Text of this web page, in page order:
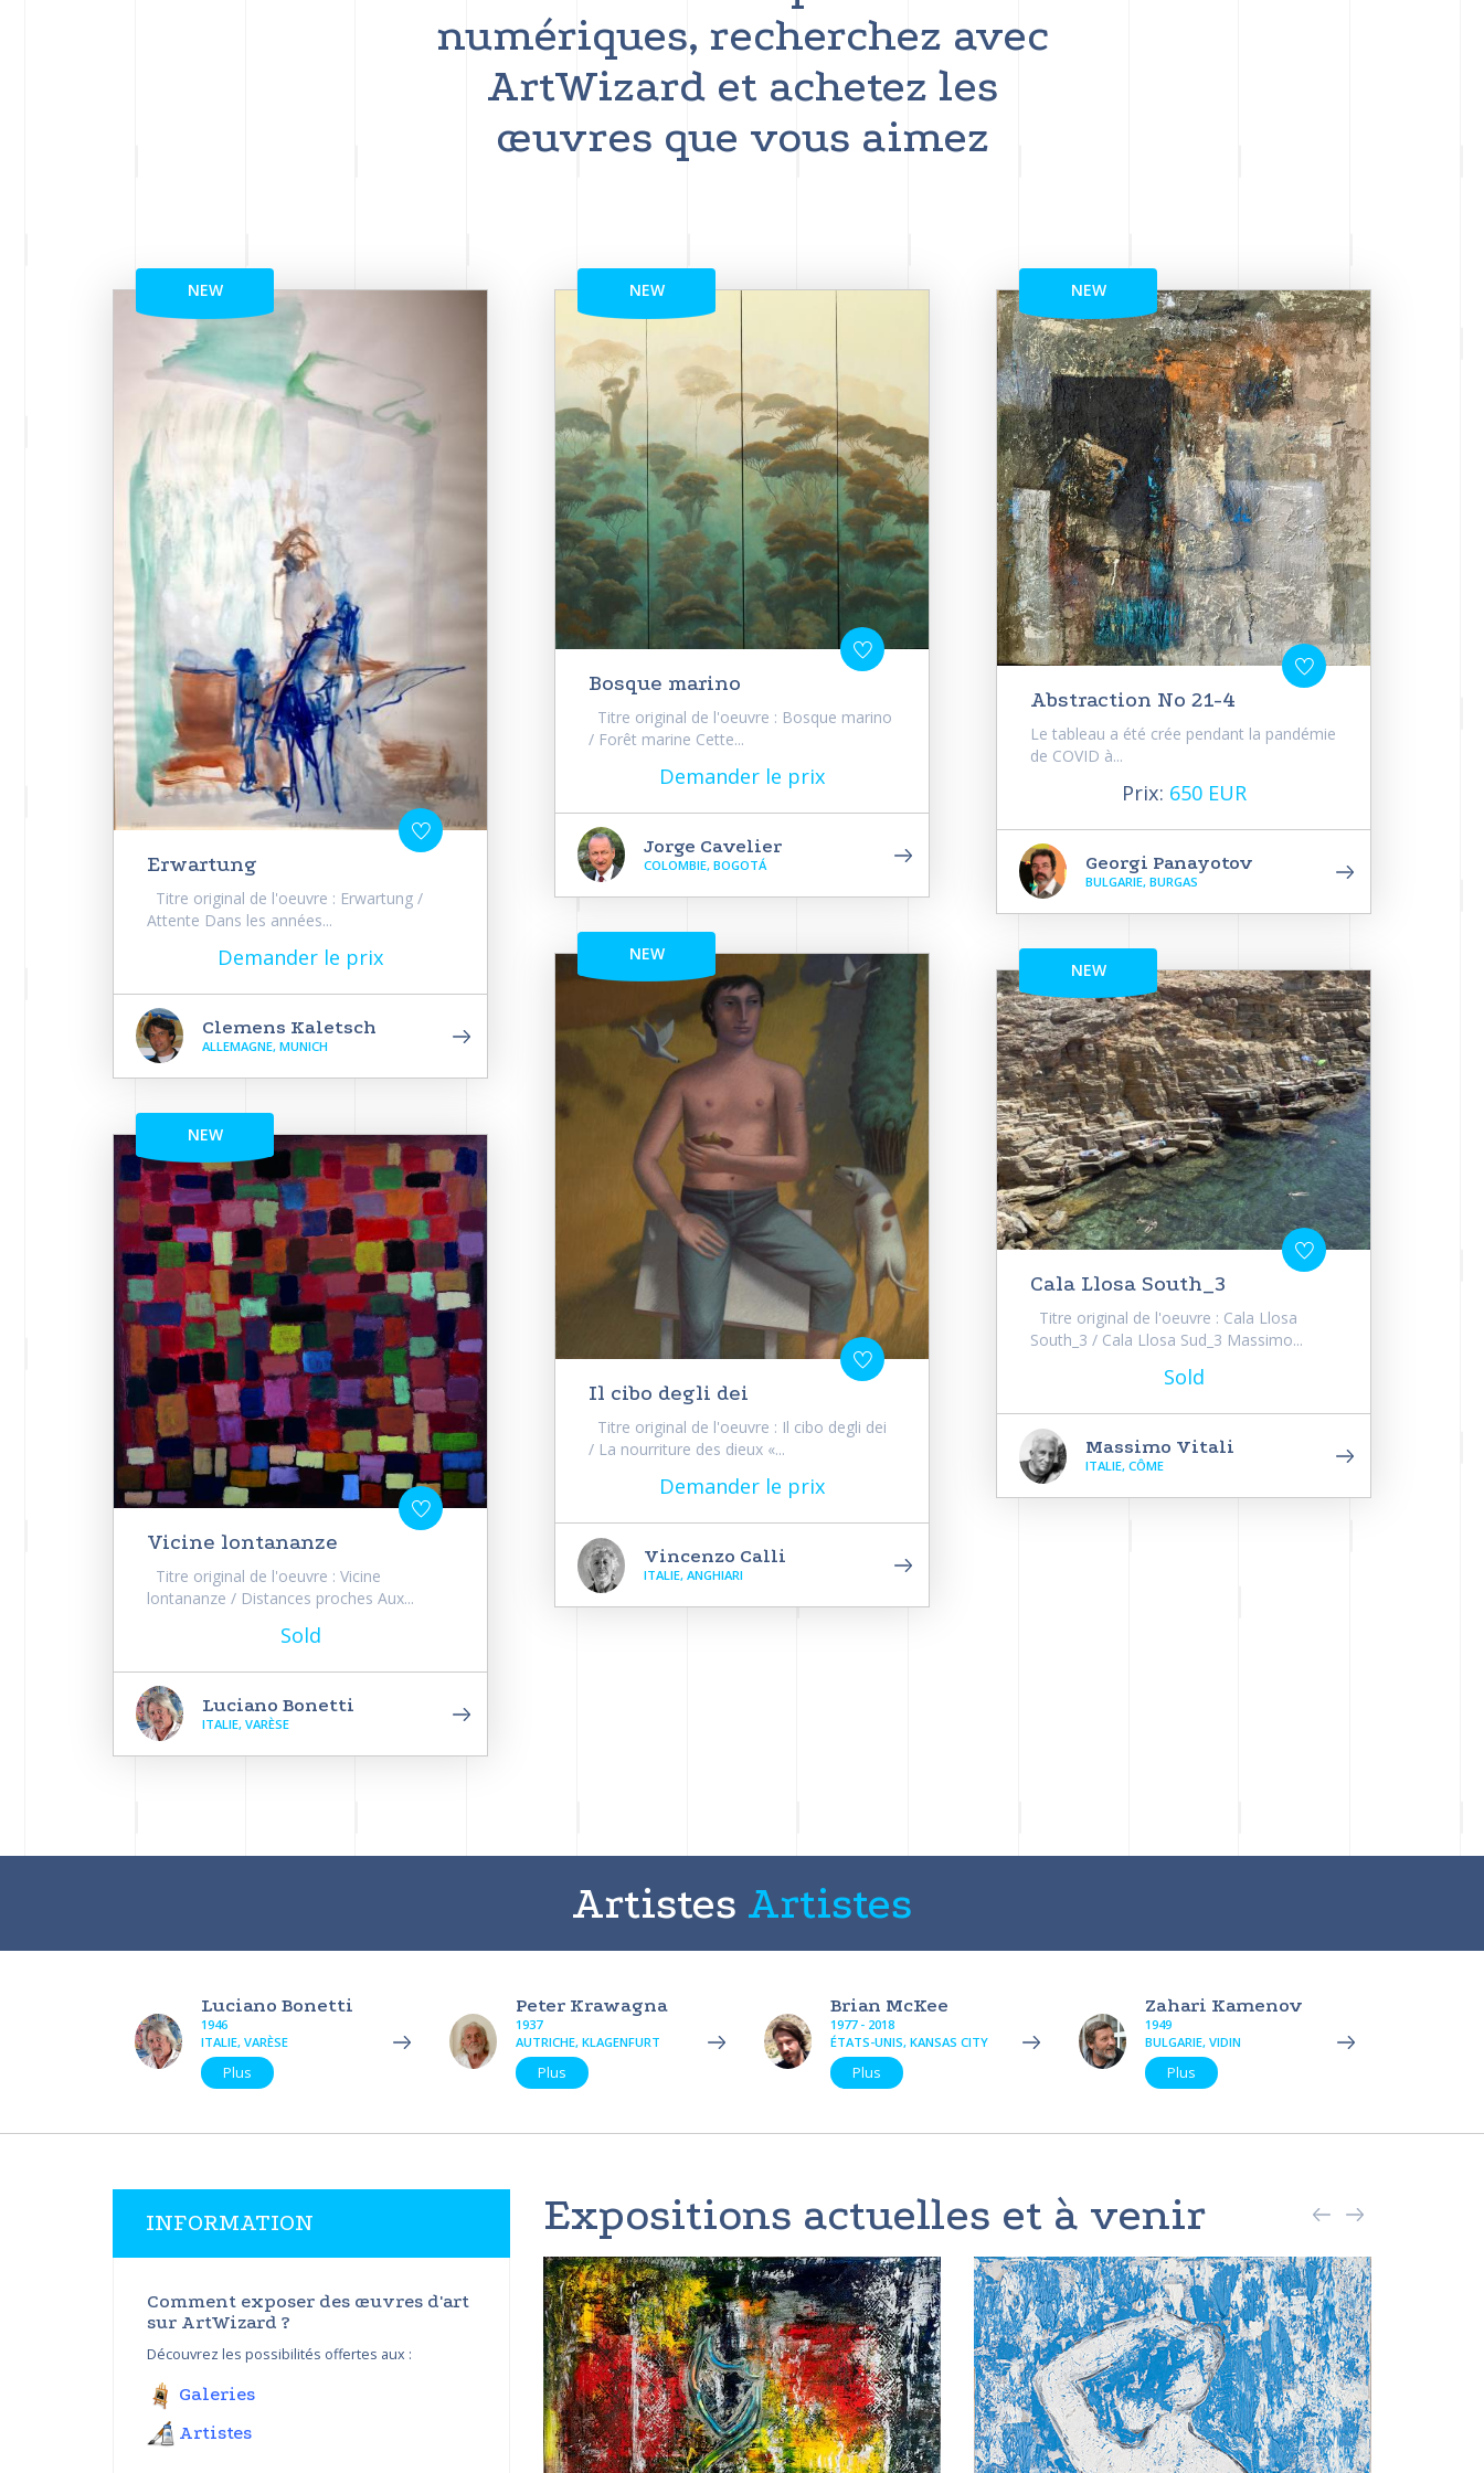
numériques, recherchez avec
ArtWizard et achetez les
œuvres que vous aimez
NEW
Erwartung
Titre original de l'oeuvre : Erwartung /
Attente Dans les années...
Demander le prix
Clemens Kaletsch
ALLEMAGNE, MUNICH
NEW
Vicine lontananze
Titre original de l'oeuvre : Vicine
lontananze / Distances proches Aux...
Sold
Luciano Bonetti
ITALIE, VARÈSE
NEW
Bosque marino
Titre original de l'oeuvre : Bosque marino
/ Forêt marine Cette...
Demander le prix
Jorge Cavelier
COLOMBIE, BOGOTÁ
NEW
Il cibo degli dei
Titre original de l'oeuvre : Il cibo degli dei
/ La nourriture des dieux «...
Demander le prix
Vincenzo Calli
ITALIE, ANGHIARI
NEW
Abstraction No 21-4
Le tableau a été crée pendant la pandémie
de COVID à...
Prix: 650 EUR
Georgi Panayotov
BULGARIE, BURGAS
NEW
Cala Llosa South_3
Titre original de l'oeuvre : Cala Llosa
South_3 / Cala Llosa Sud_3 Massimo...
Sold
Massimo Vitali
ITALIE, CÔME
Artistes Artistes
Luciano Bonetti
1946
ITALIE, VARÈSE
Plus
Peter Krawagna
1937
AUTRICHE, KLAGENFURT
Plus
Brian McKee
1977 - 2018
ÉTATS-UNIS, KANSAS CITY
Plus
Zahari Kamenov
1949
BULGARIE, VIDIN
Plus
INFORMATION
Comment exposer des œuvres d'art
sur ArtWizard ?
Découvrez les possibilités offertes aux :
Galeries
Artistes
Expositions actuelles et à venir